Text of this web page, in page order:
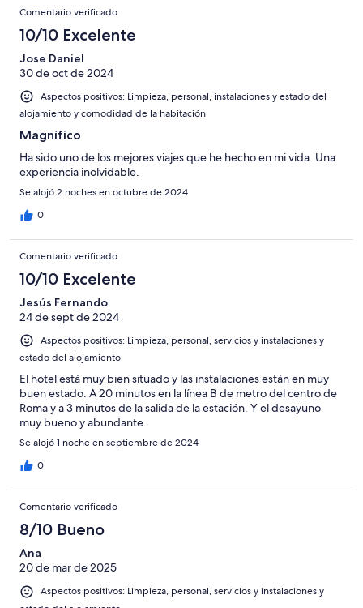
Comentario verificado
10/10 Excelente
Jose Daniel
30 de oct de 2024
Aspectos positivos: Limpieza, personal, instalaciones y estado del
alojamiento y comodidad de la habitación
Magnífico
Ha sido uno de los mejores viajes que he hecho en mi vida. Una
experiencia inolvidable.
Se alojó 2 noches en octubre de 2024
0
Comentario verificado
10/10 Excelente
Jesús Fernando
24 de sept de 2024
Aspectos positivos: Limpieza, personal, servicios y instalaciones y
estado del alojamiento
El hotel está muy bien situado y las instalaciones están en muy
buen estado. A 20 minutos en la línea B de metro del centro de
Roma y a 3 minutos de la salida de la estación. Y el desayuno
muy bueno y abundante.
Se alojó 1 noche en septiembre de 2024
0
Comentario verificado
8/10 Bueno
Ana
20 de mar de 2025
Aspectos positivos: Limpieza, personal, servicios y instalaciones y